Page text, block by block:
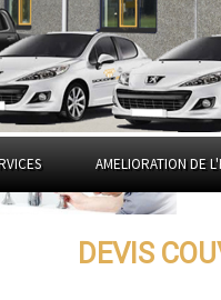
AMELIORATION DE
DEVIS